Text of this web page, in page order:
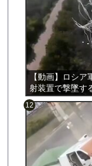
【動画】ロシ
射装置で撃墜す